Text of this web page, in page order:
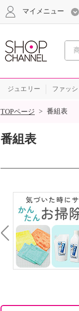
マイメニュー
ジュエリー ファッ
SALE
TOPページ > 番組表
番組表